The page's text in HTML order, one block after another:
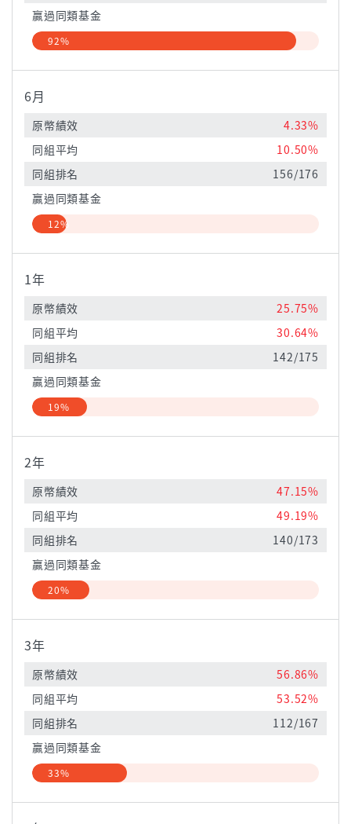
贏過同類基金
92%
6月
原幣績效
4.33%
同組平均
10.50%
同組排名
156/176
贏過同類基金
12%
1年
原幣績效
25.75%
同組平均
30.64%
同組排名
142/175
贏過同類基金
19%
2年
原幣績效
47.15%
同組平均
49.19%
同組排名
140/173
贏過同類基金
20%
3年
原幣績效
56.86%
同組平均
53.52%
同組排名
112/167
贏過同類基金
33%